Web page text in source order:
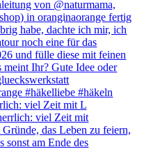
viel Zeit mit L